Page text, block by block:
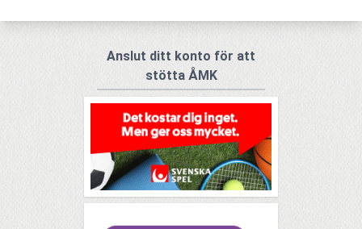
Anslut ditt konto för att
stötta ÅMK